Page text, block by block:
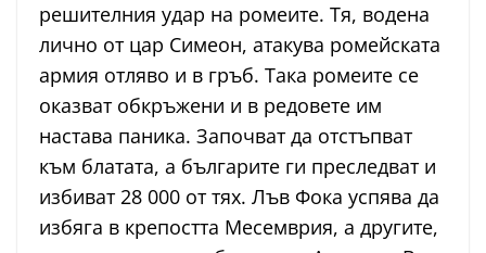
решителния удар на ромеите. Тя, водена
лично от цар Симеон, атакува ромейската
армия отляво и в гръб. Така ромеите се
оказват обкръжени и в редовете им
настава паника. Започват да отстъпват
към блатата, а българите ги преследват и
избиват 28 000 от тях. Лъв Фока успява да
избяга в крепостта Месемврия, а другите,